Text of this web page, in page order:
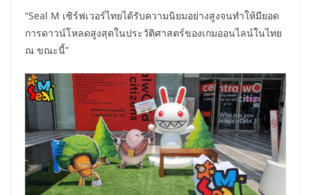
“Seal M เซิร์ฟเวอร์ไทยได้รับความนิยมอย่างสูงจนทำให้มียอด
การดาวน์โหลดสูงสุดในประวัติศาสตร์ของเกมออนไลน์ในไทย
ณ ขณะนี้”